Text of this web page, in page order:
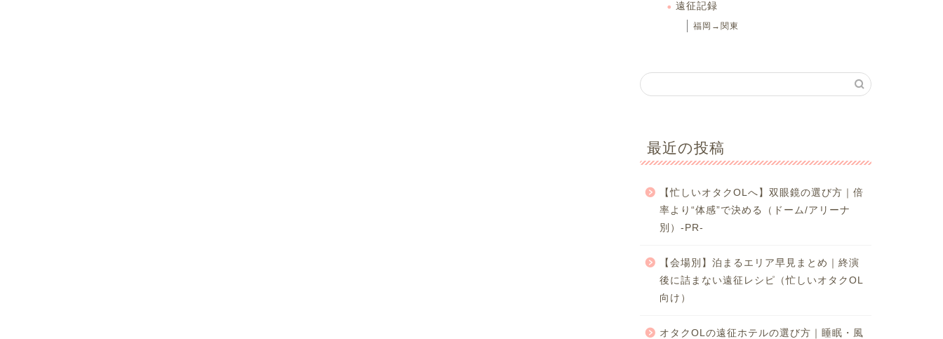
遠征記録
福岡→関東
最近の投稿
【忙しいオタクOLへ】双眼鏡の選び方｜倍
率より“体感”で決める（ドーム/アリーナ
別）-PR-
【会場別】泊まるエリア早見まとめ｜終演
後に詰まない遠征レシピ（忙しいオタクOL
向け）
オタクOLの遠征ホテルの選び方｜睡眠・風